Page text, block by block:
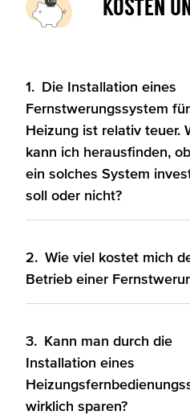
Kosten
1.
Die Installation eines
Fernstwerungssystem
Heizung ist relativ teuer.
kann ich herausfinden,
ein solches System
soll oder nicht?
2. Wie viel kostet mich
Betrieb einer
3.
Kann man durch die
Installation eines
wirklich sparen?